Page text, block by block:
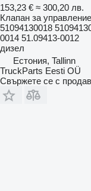
153,23 € ≈ 300,20 лв.
Клапан за
51094130018
0014 51.09413-0012
дизел
Естония, Tallinn
TruckParts Eesti OÜ
Свържете се с